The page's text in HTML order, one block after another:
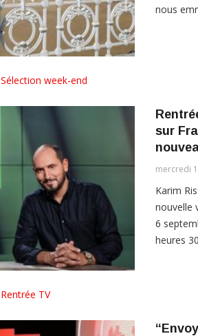
nous
Sélection week-end
sur
mercredi
Karim
nouvelle
6
heures
Rentrée TV